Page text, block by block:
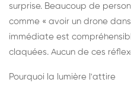
surprise. Beaucoup de
comme « avoir un drone
immédiate est
claquées. Aucun de ces
Pourquoi la lumière l'attire